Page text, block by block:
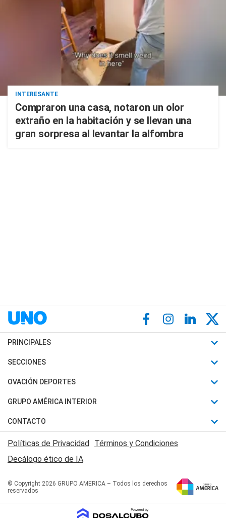
INTERESANTE
Compraron una casa, notaron un olor
extraño en la habitación y se llevan una
gran sorpresa al levantar la alfombra
PRINCIPALES
Últimas Noticias
Política
Judiciales
Economia
SECCIONES
Horóscopo
Motores
Trucos caseros
Series y Películas
Edictos y Solicitadas
OVACIÓN DEPORTES
Fútbol
Mundial
Automovilismo
Rugby
Básquet
GRUPO AMÉRICA INTERIOR
Canal 7 en Vivo
San Juan 8
CONTACTO
Acerca de Nosotros
Contactanos
Políticas de Privacidad Términos y Condiciones
Decálogo ético de IA
© Copyright 2026 GRUPO AMERICA – Todos los derechos
reservados